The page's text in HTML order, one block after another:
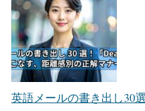
英語メールの書き出し30